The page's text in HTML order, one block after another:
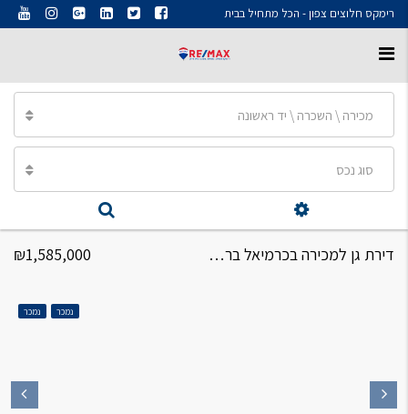
רימקס חלוצים צפון - הכל מתחיל בבית
מכירה \ השכרה \ יד ראשונה
סוג נכס
דירת גן למכירה בכרמיאל ברחוב הפסגה 5.5 חדרים ₪1,585,000
נמכר נמכר